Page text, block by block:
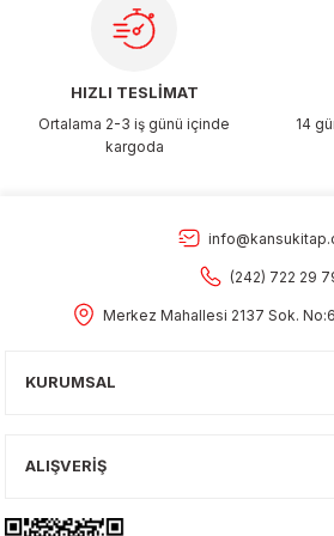
HIZLI TESLİMAT
Ortalama 2-3 iş günü içinde
kargoda
14
(242) 722 29
Merkez Mahallesi 2137 Sok.
KURUMSAL
ALIŞVERİŞ